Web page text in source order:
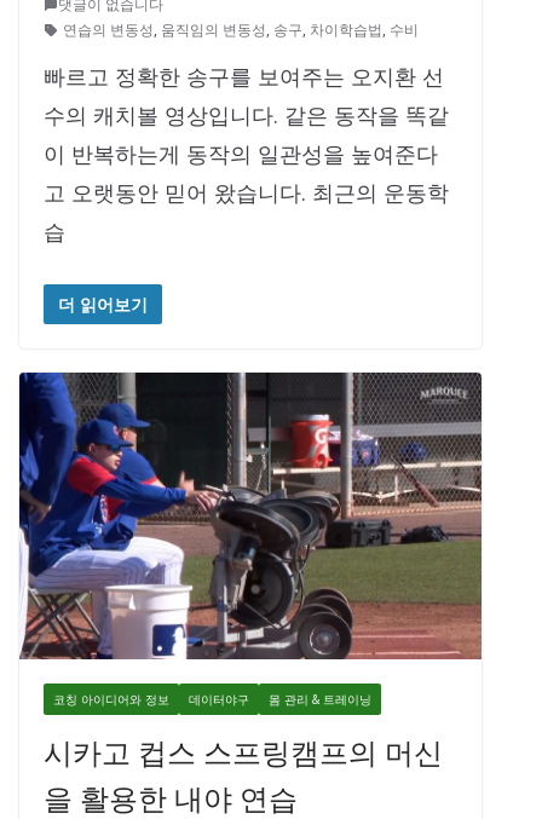
댓글이 없습니다
연습의 변동성, 움직임의 변동성, 송구, 차이학습법, 수비
빠르고 정확한 송구를 보여주는 오지환 선
수의 캐치볼 영상입니다. 같은 동작을 똑같
이 반복하는게 동작의 일관성을 높여준다
고 오랫동안 믿어 왔습니다. 최근의 운동학
습
더 읽어보기
코칭 아이디어와 정보 데이터야구 몸 관리 & 트레이닝
시카고 컵스 스프링캠프의 머신
을 활용한 내야 연습